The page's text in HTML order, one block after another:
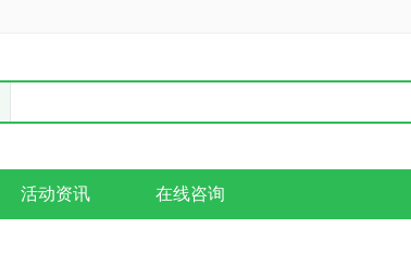
活动资讯 在线咨询